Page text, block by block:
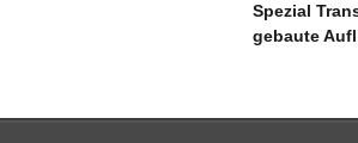
Spezial
gebaute